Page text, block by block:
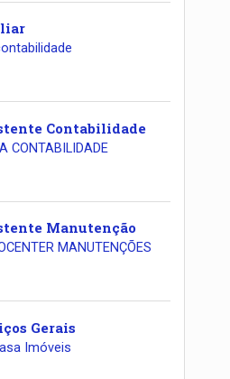
Contabilidade
CONTABILIDADE
Manutenção
MANUTENÇÕES
Gerais
Imóveis